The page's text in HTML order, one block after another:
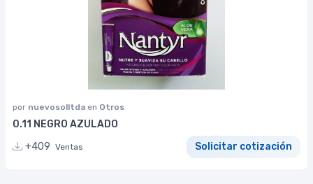
por nuevosolltda en Otros
0.11 NEGRO AZULADO
+409 Ventas Solicitar cotización